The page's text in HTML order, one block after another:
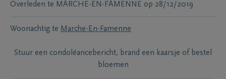
Overleden te MARCHE-EN-FAMENNE op 28/12/2019
Woonachtig te Marche-En-Famenne
Stuur een condoléancebericht, brand een kaarsje of bestel
bloemen